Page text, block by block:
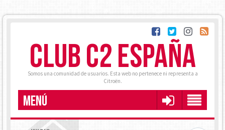
CLUB C2 ESPAÑA
Somos una comunidad de usuarios. Esta web no pertenece ni representa a
Citroën.
MENÚ